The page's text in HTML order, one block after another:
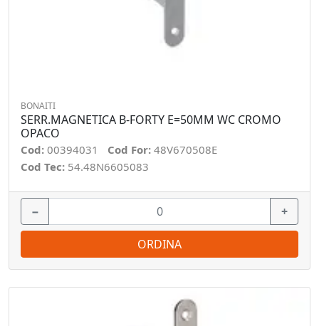
BONAITI
SERR.MAGNETICA B-FORTY E=50MM WC CROMO
OPACO
Cod: 00394031 Cod For: 48V670508E
Cod Tec: 54.48N6605083
− +
ORDINA